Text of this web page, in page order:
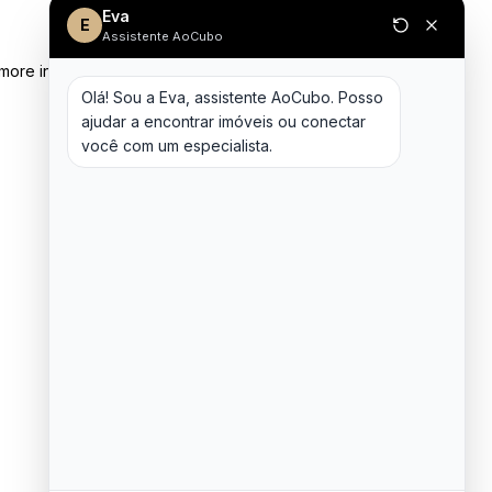
information)
E Eva
Assistente AoCubo
Olá! Sou a Eva, assistente AoCubo. Posso
ajudar a encontrar imóveis ou conectar
você com um especialista.